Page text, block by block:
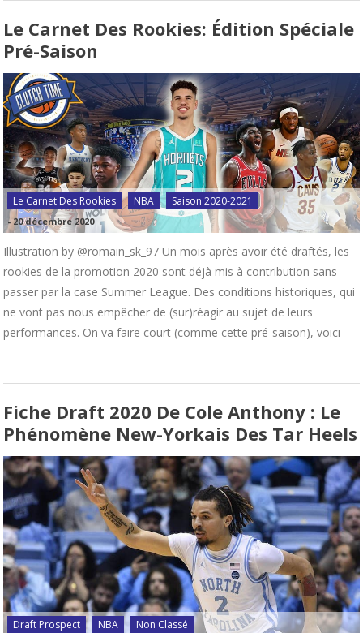
Le Carnet Des Rookies: Édition Spéciale
Pré-Saison
Le Carnet Des Rookies NBA Saison 2020-2021
- 20 décembre 2020
Illustration by @romain_sk_97 Un mois après avoir été draftés, les
rookies de la promotion 2020 sont déjà mis à contribution sans
passer par la case Summer League. Des conditions historiques, qui
ne vont pas nous empêcher de (sur)réagir au sujet de leurs
performances. On va faire court (comme cette pré-saison), voici
Fiche Draft 2020 De Cole Anthony : Le
Phénomène New-Yorkais Des Tar Heels
Draft Prospect NBA Non Classé